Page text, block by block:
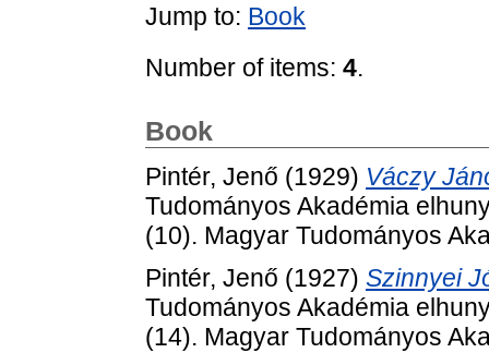
Jump to: Book
Number of items: 4.
Book
Pintér, Jenő (1929) Váczy
Tudományos Akadémia
(10). Magyar Tudományos
Pintér, Jenő (1927) Szinnyei
Tudományos Akadémia
(14). Magyar Tudományos